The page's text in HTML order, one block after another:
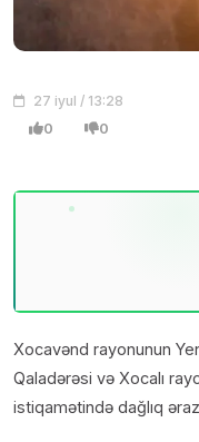
27 iyul / 13:28
0 0
Xocavənd rayonunun
Qaladərəsi və Xocalı
istiqamətində dağlıq